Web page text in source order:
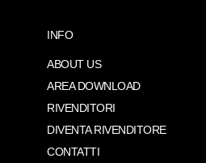
INFO
ABOUT US
AREA DOWNLOAD
RIVENDITORI
DIVENTA RIVENDITORE
CONTATTI